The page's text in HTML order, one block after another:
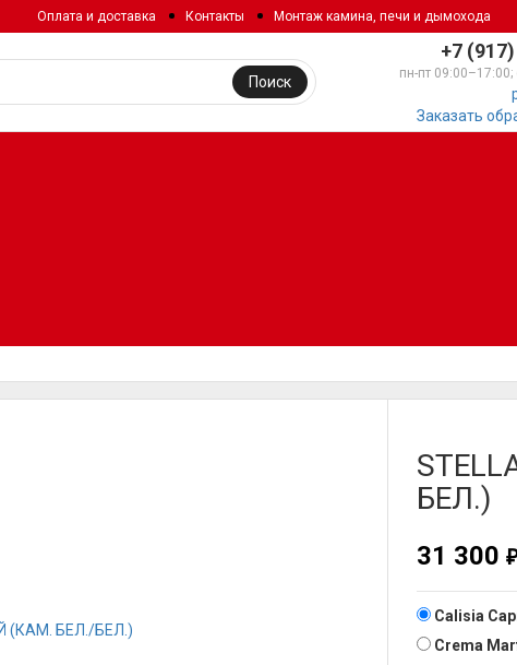
Оплата и доставка Контакты Монтаж камина, печи и дымохода
+7
пн-пт
Заказать
Поиск
БЕЛ.)
31 300
Calisia
Crema